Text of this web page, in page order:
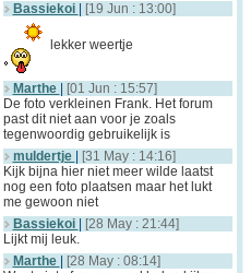
Bassiekoi [19 Jun : 13:00]
lekker weertje
Marthe
[01 Jun : 15:57]
De foto verkleinen Frank. Het forum
past dit niet aan voor je zoals
tegenwoordig gebruikelijk is
muldertje
[31 May : 14:16]
Kijk bijna hier niet meer wilde laatst
nog een foto plaatsen maar het lukt
me gewoon niet
Bassiekoi
[28 May : 21:44]
Lijkt mij leuk.
Marthe
[28 May : 08:14]